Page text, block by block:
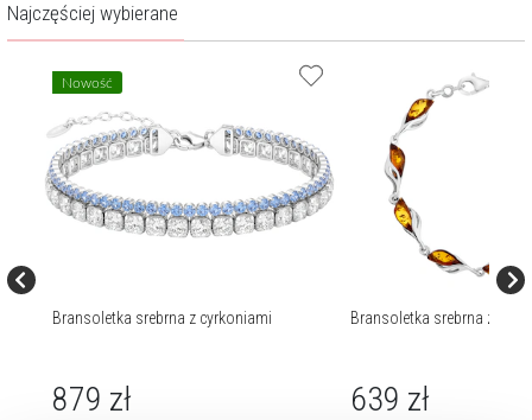
Najczęściej wybierane
Nowość
Bransoletka srebrna z cyrkoniami
879 zł
Bransoletka srebrna z
639 zł